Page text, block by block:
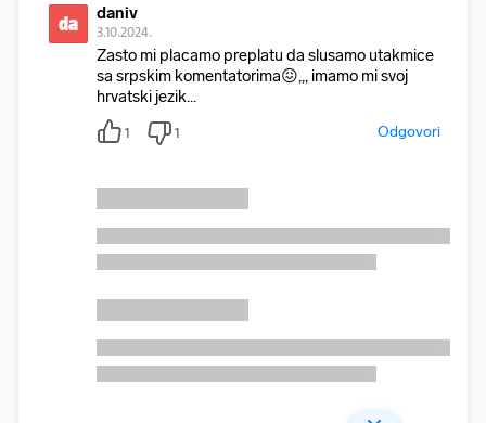
da daniv
3.10.2024.
Zasto mi placamo preplatu da slusamo utakmice
sa srpskim komentatorima😖,,, imamo mi svoj
hrvatski jezik...
1 1 Odgovori